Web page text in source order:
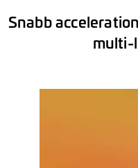
Snabb
multi-